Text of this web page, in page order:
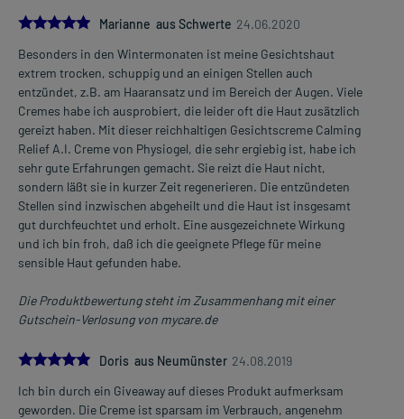
5.0
Marianne aus Schwerte 24.06.2020
Besonders in den Wintermonaten ist meine Gesichtshaut
extrem trocken, schuppig und an einigen Stellen auch
entzündet, z.B. am Haaransatz und im Bereich der Augen. Viele
Cremes habe ich ausprobiert, die leider oft die Haut zusätzlich
gereizt haben. Mit dieser reichhaltigen Gesichtscreme Calming
Relief A.I. Creme von Physiogel, die sehr ergiebig ist, habe ich
sehr gute Erfahrungen gemacht. Sie reizt die Haut nicht,
sondern läßt sie in kurzer Zeit regenerieren. Die entzündeten
Stellen sind inzwischen abgeheilt und die Haut ist insgesamt
gut durchfeuchtet und erholt. Eine ausgezeichnete Wirkung
und ich bin froh, daß ich die geeignete Pflege für meine
sensible Haut gefunden habe.
Die Produktbewertung steht im Zusammenhang mit einer
Gutschein-Verlosung von mycare.de
5.0
Doris aus Neumünster 24.08.2019
Ich bin durch ein Giveaway auf dieses Produkt aufmerksam
geworden. Die Creme ist sparsam im Verbrauch, angenehm